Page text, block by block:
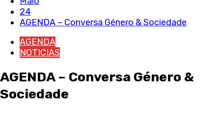
24
AGENDA – Conversa Género & Sociedade
AGENDA
NOTICIAS
AGENDA – Conversa Género &
Sociedade